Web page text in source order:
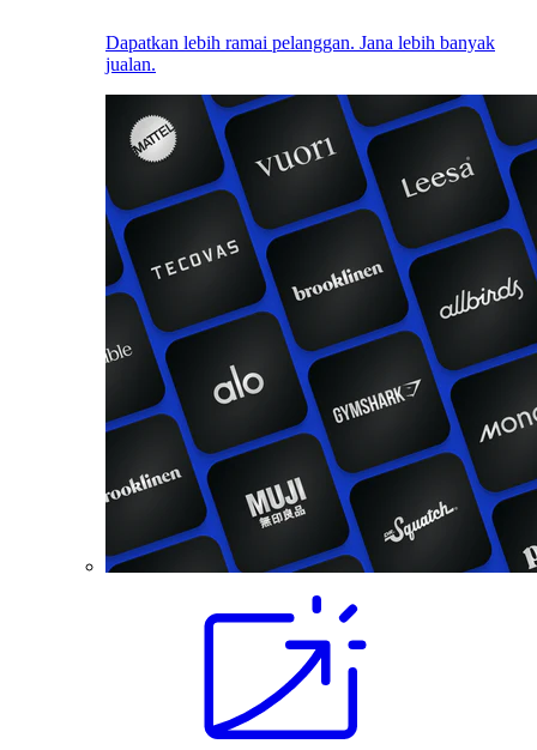
Dapatkan lebih ramai pelanggan. Jana lebih banyak
jualan.